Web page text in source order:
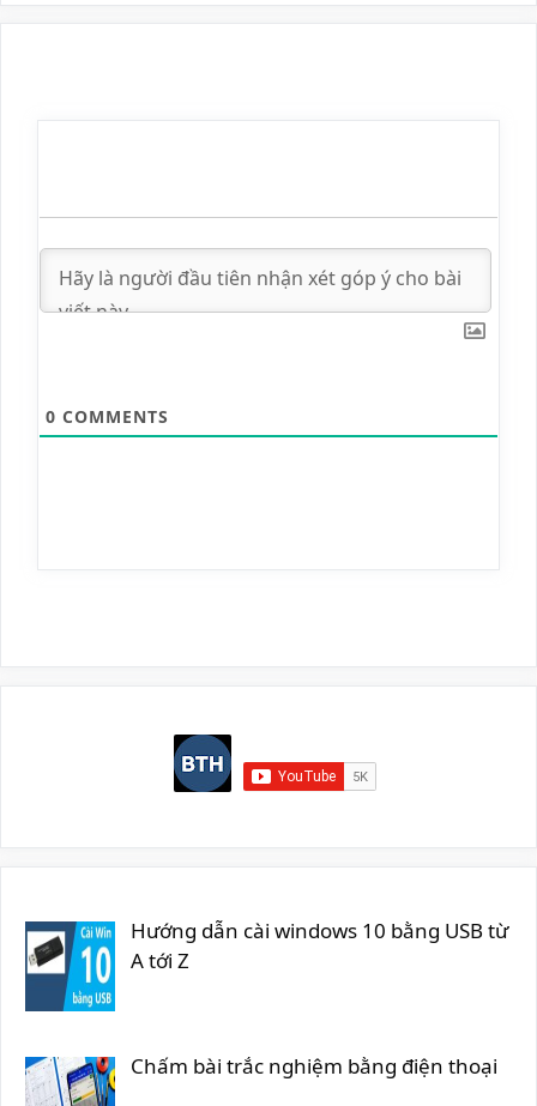
0 COMMENTS
Hướng dẫn cài windows 10 bằng USB từ
A tới Z
Chấm bài trắc nghiệm bằng điện thoại